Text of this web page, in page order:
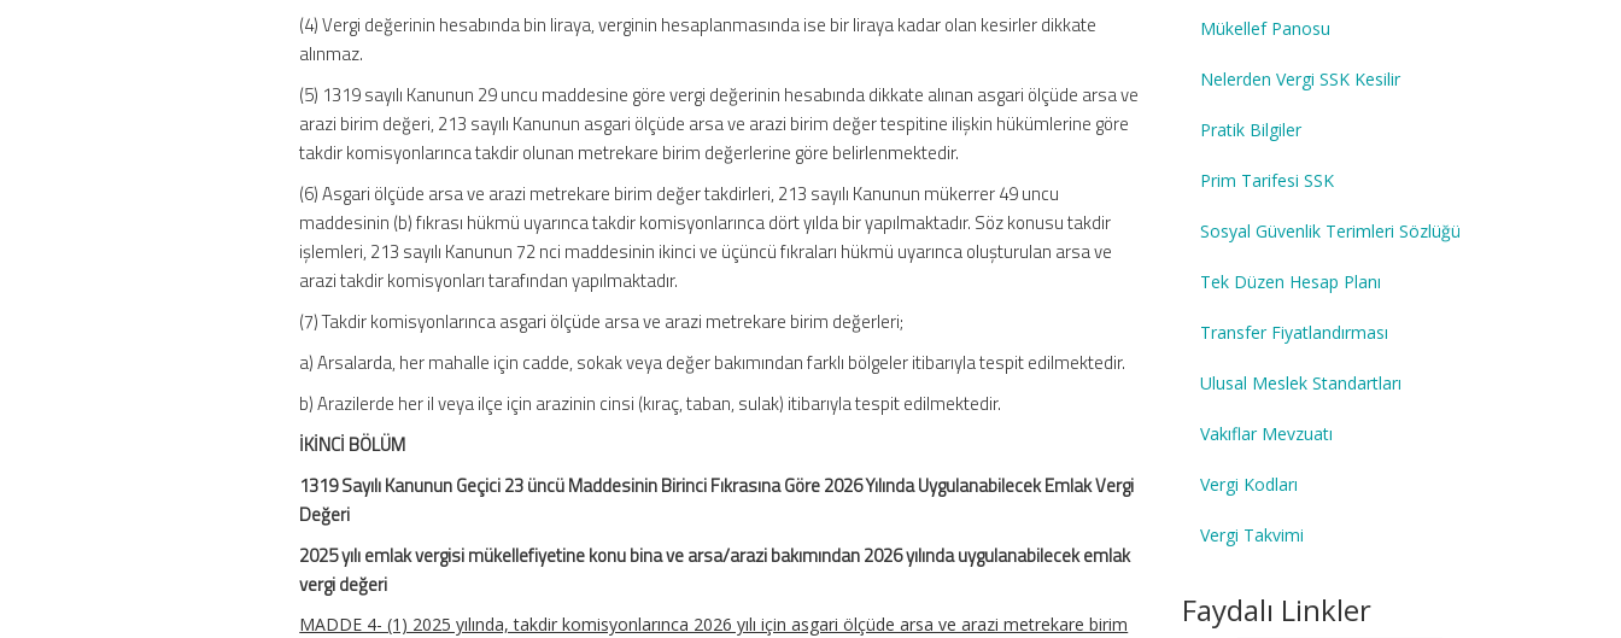
(4) Vergi değerinin hesabında bin liraya, verginin hesaplanmasında ise bir liraya kadar olan kesirler dikkate
alınmaz.
(5) 1319 sayılı Kanunun 29 uncu maddesine göre vergi değerinin hesabında dikkate alınan asgari ölçüde arsa ve
arazi birim değeri, 213 sayılı Kanunun asgari ölçüde arsa ve arazi birim değer tespitine ilişkin hükümlerine göre
takdir komisyonlarınca takdir olunan metrekare birim değerlerine göre belirlenmektedir.
(6) Asgari ölçüde arsa ve arazi metrekare birim değer takdirleri, 213 sayılı Kanunun mükerrer 49 uncu
maddesinin (b) fıkrası hükmü uyarınca takdir komisyonlarınca dört yılda bir yapılmaktadır. Söz konusu takdir
işlemleri, 213 sayılı Kanunun 72 nci maddesinin ikinci ve üçüncü fıkraları hükmü uyarınca oluşturulan arsa ve
arazi takdir komisyonları tarafından yapılmaktadır.
(7) Takdir komisyonlarınca asgari ölçüde arsa ve arazi metrekare birim değerleri;
a) Arsalarda, her mahalle için cadde, sokak veya değer bakımından farklı bölgeler itibarıyla tespit edilmektedir.
b) Arazilerde her il veya ilçe için arazinin cinsi (kıraç, taban, sulak) itibarıyla tespit edilmektedir.
İKİNCİ BÖLÜM
1319 Sayılı Kanunun Geçici 23 üncü Maddesinin Birinci Fıkrasına Göre 2026 Yılında Uygulanabilecek Emlak Vergi
Değeri
2025 yılı emlak vergisi mükellefiyetine konu bina ve arsa/arazi bakımından 2026 yılında uygulanabilecek emlak
vergi değeri
MADDE 4- (1) 2025 yılında, takdir komisyonlarınca 2026 yılı için asgari ölçüde arsa ve arazi metrekare birim
Mükellef Panosu
Nelerden Vergi SSK Kesilir
Pratik Bilgiler
Prim Tarifesi SSK
Sosyal Güvenlik Terimleri Sözlüğü
Tek Düzen Hesap Planı
Transfer Fiyatlandırması
Ulusal Meslek Standartları
Vakıflar Mevzuatı
Vergi Kodları
Vergi Takvimi
Faydalı Linkler